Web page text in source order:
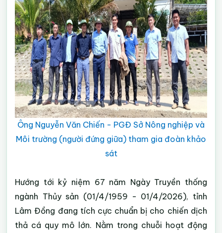
Ông Nguyễn Văn Chiến - PGĐ Sở Nông nghiệp và
Môi trường (người đứng giữa) tham gia đoàn khảo
sát
Hướng tới kỷ niệm 67 năm Ngày Truyền thống
ngành Thủy sản (01/4/1959 - 01/4/2026), tỉnh
Lâm Đồng đang tích cực chuẩn bị cho chiến dịch
thả cá quy mô lớn. Nằm trong chuỗi hoạt động